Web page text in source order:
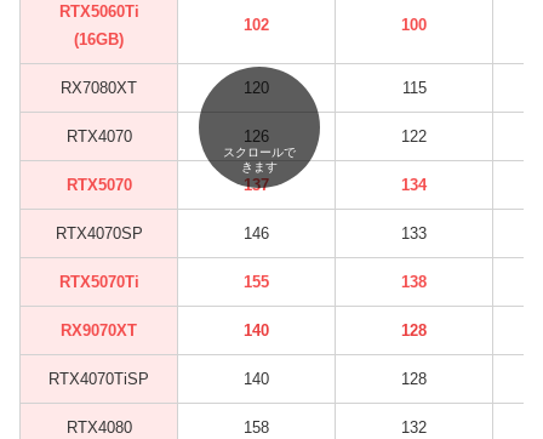
RTX5060Ti
(16GB)
102 100
RX7080XT 120 115
RTX4070 126 122
RTX5070 137 134
RTX4070SP 146 133
RTX5070Ti 155 138
RX9070XT 140 128
RTX4070TiSP 140 128
RTX4080 158 132
スクロールで
きます